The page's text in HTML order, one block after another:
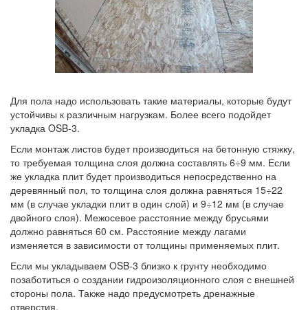
Для пола надо использовать такие материалы, которые будут
устойчивы к различным нагрузкам. Более всего подойдет
укладка OSB-3.
Если монтаж листов будет производиться на бетонную стяжку,
то требуемая толщина слоя должна составлять 6÷9 мм. Если
же укладка плит будет производиться непосредственно на
деревянный пол, то толщина слоя должна равняться 15÷22
мм (в случае укладки плит в один слой) и 9÷12 мм (в случае
двойного слоя). Межосевое расстояние между брусьями
должно равняться 60 см. Расстояние между лагами
изменяется в зависимости от толщины применяемых плит.
Если мы укладываем OSB-3 близко к грунту необходимо
позаботиться о создании гидроизоляционного слоя с внешней
стороны пола. Также надо предусмотреть дренажные
отверстия.